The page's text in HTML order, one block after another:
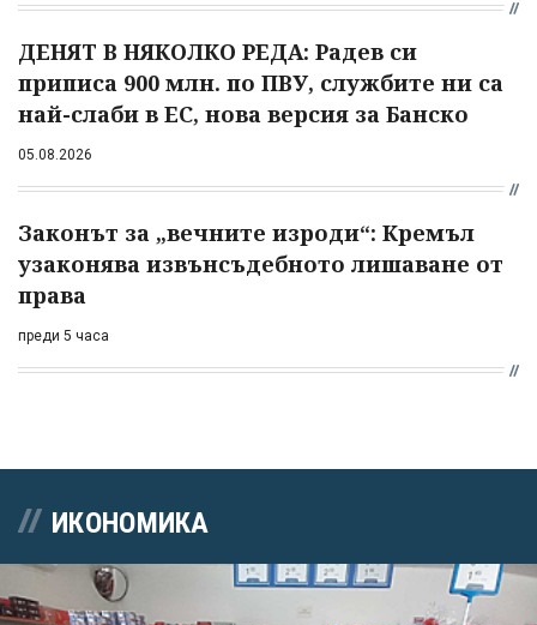
ДЕНЯТ В НЯКОЛКО РЕДА: Радев си
приписа 900 млн. по ПВУ, службите ни са
най-слаби в ЕС, нова версия за Банско
05.08.2026
Законът за „вечните изроди“: Кремъл
узаконява извънсъдебното лишаване от
права
преди 5 часа
ИКОНОМИКА